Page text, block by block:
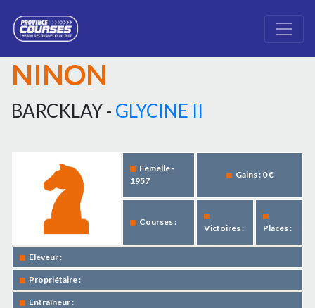
NINON
BARCKLAY - GLYCINE II
Femelle -
1957
Gains : 0 €
Courses :
Victoires : Places :
Eleveur :
Propriétaire :
Entraîneur :